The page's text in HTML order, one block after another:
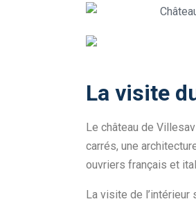
La visite
Le château de
carrés, une
ouvriers français et
La visite de